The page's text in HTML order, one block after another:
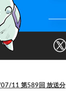
11 第589回 放送分